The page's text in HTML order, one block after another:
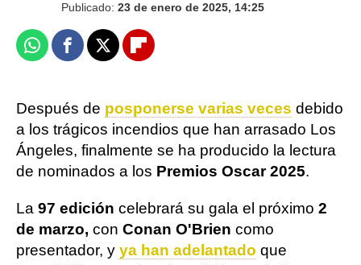
Publicado: 23 de enero de 2025, 14:25
WhatsappFacebook
X Flipboard
Después de posponerse varias veces debido
a los trágicos incendios que han arrasado Los
Ángeles, finalmente se ha producido la lectura
de nominados a los Premios Oscar 2025.
La 97 edición celebrará su gala el próximo 2
de marzo, con Conan O'Brien como
presentador, y ya han adelantado que